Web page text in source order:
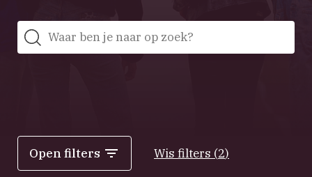
Zoeken
Open filters Wis filters (2)